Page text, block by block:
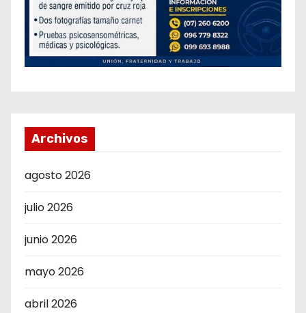
Archivos
agosto 2026
julio 2026
junio 2026
mayo 2026
abril 2026